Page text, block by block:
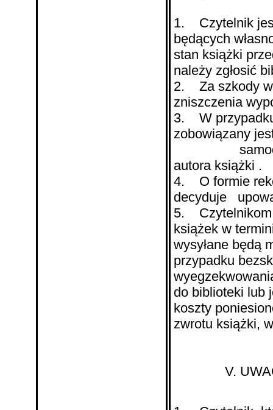
1. Czytelnik
będących
stan książki
należy zgłosić
2. Za szkody
zniszczenia
3. W
zobowiązany
autora książki .
4. O formie
decyduje
5. Czytelnikom,
książek w
wysyłane będą
przypadku
do biblioteki lub
koszty
zwrotu książki,
V. UWAGI